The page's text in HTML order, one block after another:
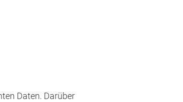
Daten. Darüber